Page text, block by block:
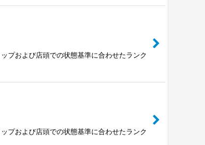
プおよび店頭での状態基準に合わせたランク
プおよび店頭での状態基準に合わせたランク